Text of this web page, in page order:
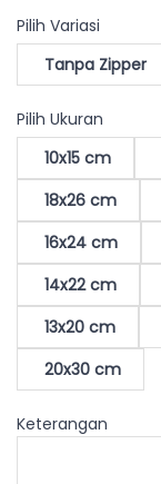
Pilih Variasi
Tanpa Zipper
Pilih Ukuran
10x15 cm
18x26 cm
16x24 cm
14x22 cm
13x20 cm
20x30 cm
Keterangan